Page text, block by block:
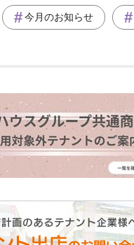
今月のお知らせ